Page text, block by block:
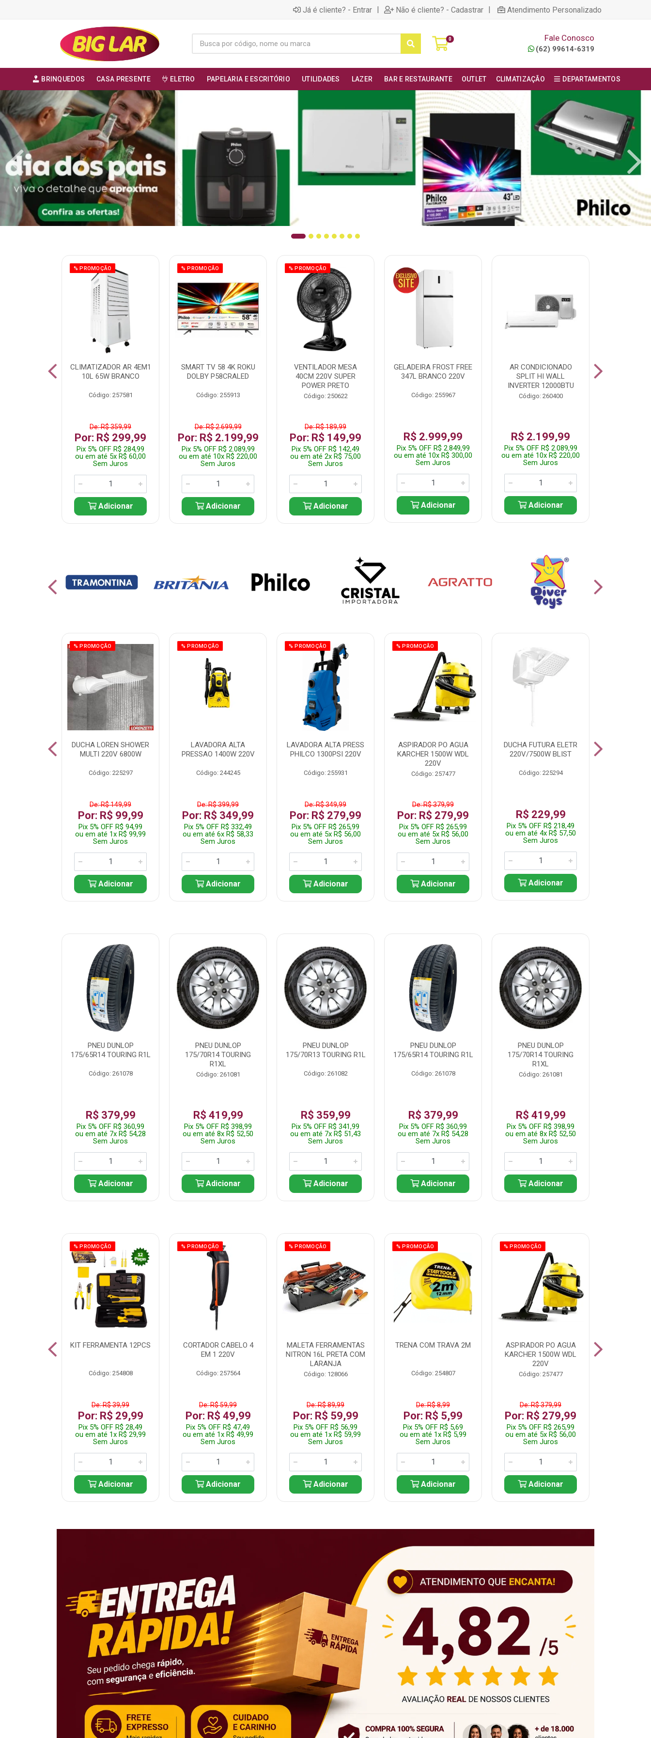
Já é cliente? - Entrar | Não é cliente? - Cadastrar | Atendimento Personalizado
0 Fale Conosco
(62) 99614-6319
BRINQUEDOS CASA PRESENTE ELETRO PAPELARIA E ESCRITÓRIO UTILIDADES LAZER BAR E RESTAURANTE OUTLET CLIMATIZAÇÃO DEPARTAMENTOS
% PROMOÇÃO
CLIMATIZADOR AR 4EM1
10L 65W BRANCO
Código: 257581
De: R$ 359,99
Por: R$ 299,99
Pix 5% OFF R$ 284,99
ou em até 5x R$ 60,00
Sem Juros
Adicionar
% PROMOÇÃO
SMART TV 58 4K ROKU
DOLBY P58CRALED
Código: 255913
De: R$ 2.699,99
Por: R$ 2.199,99
Pix 5% OFF R$ 2.089,99
ou em até 10x R$ 220,00
Sem Juros
Adicionar
% PROMOÇÃO
VENTILADOR MESA
40CM 220V SUPER
POWER PRETO
Código: 250622
De: R$ 189,99
Por: R$ 149,99
Pix 5% OFF R$ 142,49
ou em até 2x R$ 75,00
Sem Juros
Adicionar
GELADEIRA FROST FREE
347L BRANCO 220V
Código: 255967
R$ 2.999,99
Pix 5% OFF R$ 2.849,99
ou em até 10x R$ 300,00
Sem Juros
Adicionar
AR CONDICIONADO
SPLIT HI WALL
INVERTER 12000BTU
Código: 260400
R$ 2.199,99
Pix 5% OFF R$ 2.089,99
ou em até 10x R$ 220,00
Sem Juros
Adicionar
% PROMOÇÃO
DUCHA LOREN SHOWER
MULTI 220V 6800W
Código: 225297
De: R$ 149,99
Por: R$ 99,99
Pix 5% OFF R$ 94,99
ou em até 1x R$ 99,99
Sem Juros
Adicionar
% PROMOÇÃO
LAVADORA ALTA
PRESSAO 1400W 220V
Código: 244245
De: R$ 399,99
Por: R$ 349,99
Pix 5% OFF R$ 332,49
ou em até 6x R$ 58,33
Sem Juros
Adicionar
% PROMOÇÃO
LAVADORA ALTA PRESS
PHILCO 1300PSI 220V
Código: 255931
De: R$ 349,99
Por: R$ 279,99
Pix 5% OFF R$ 265,99
ou em até 5x R$ 56,00
Sem Juros
Adicionar
% PROMOÇÃO
ASPIRADOR PO AGUA
KARCHER 1500W WDL
220V
Código: 257477
De: R$ 379,99
Por: R$ 279,99
Pix 5% OFF R$ 265,99
ou em até 5x R$ 56,00
Sem Juros
Adicionar
DUCHA FUTURA ELETR
220V/7500W BLIST
Código: 225294
R$ 229,99
Pix 5% OFF R$ 218,49
ou em até 4x R$ 57,50
Sem Juros
Adicionar
PNEU DUNLOP
175/65R14 TOURING R1L
Código: 261078
R$ 379,99
Pix 5% OFF R$ 360,99
ou em até 7x R$ 54,28
Sem Juros
Adicionar
PNEU DUNLOP
175/70R14 TOURING
R1XL
Código: 261081
R$ 419,99
Pix 5% OFF R$ 398,99
ou em até 8x R$ 52,50
Sem Juros
Adicionar
PNEU DUNLOP
175/70R13 TOURING R1L
Código: 261082
R$ 359,99
Pix 5% OFF R$ 341,99
ou em até 7x R$ 51,43
Sem Juros
Adicionar
PNEU DUNLOP
175/65R14 TOURING R1L
Código: 261078
R$ 379,99
Pix 5% OFF R$ 360,99
ou em até 7x R$ 54,28
Sem Juros
Adicionar
PNEU DUNLOP
175/70R14 TOURING
R1XL
Código: 261081
R$ 419,99
Pix 5% OFF R$ 398,99
ou em até 8x R$ 52,50
Sem Juros
Adicionar
% PROMOÇÃO
KIT FERRAMENTA 12PCS
Código: 254808
De: R$ 39,99
Por: R$ 29,99
Pix 5% OFF R$ 28,49
ou em até 1x R$ 29,99
Sem Juros
Adicionar
% PROMOÇÃO
CORTADOR CABELO 4
EM 1 220V
Código: 257564
De: R$ 59,99
Por: R$ 49,99
Pix 5% OFF R$ 47,49
ou em até 1x R$ 49,99
Sem Juros
Adicionar
% PROMOÇÃO
MALETA FERRAMENTAS
NITRON 16L PRETA COM
LARANJA
Código: 128066
De: R$ 89,99
Por: R$ 59,99
Pix 5% OFF R$ 56,99
ou em até 1x R$ 59,99
Sem Juros
Adicionar
% PROMOÇÃO
TRENA COM TRAVA 2M
Código: 254807
De: R$ 8,99
Por: R$ 5,99
Pix 5% OFF R$ 5,69
ou em até 1x R$ 5,99
Sem Juros
Adicionar
% PROMOÇÃO
ASPIRADOR PO AGUA
KARCHER 1500W WDL
220V
Código: 257477
De: R$ 379,99
Por: R$ 279,99
Pix 5% OFF R$ 265,99
ou em até 5x R$ 56,00
Sem Juros
Adicionar